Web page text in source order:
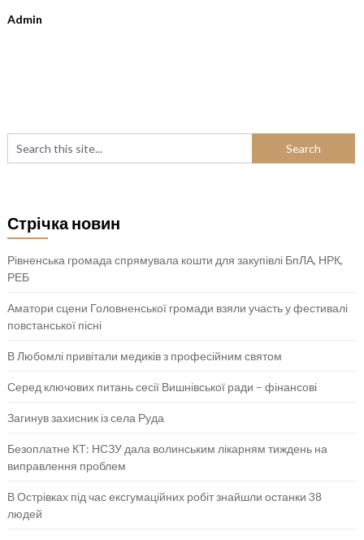
Admin
Стрічка новин
Рівненська громада спрямувала кошти для закупівлі БпЛА, НРК,
РЕБ
Аматори сцени Головненської громади взяли участь у фестивалі
повстанської пісні
В Любомлі привітали медиків з професійним святом
Серед ключових питань сесії Вишнівської ради – фінансові
Загинув захисник із села Руда
Безоплатне КТ: НСЗУ дала волинським лікарням тиждень на
виправлення проблем
В Острівках під час ексгумаційних робіт знайшли останки 38
людей